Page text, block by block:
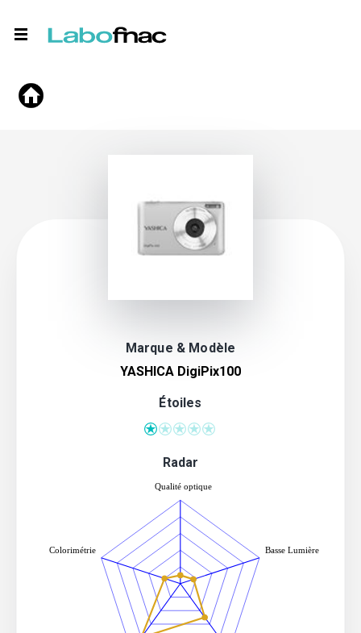
Marque & Modèle
YASHICA DigiPix100
Étoiles
Radar